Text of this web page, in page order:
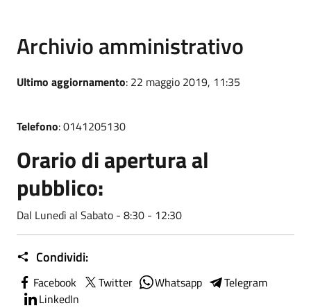
Archivio amministrativo
Ultimo aggiornamento: 22 maggio 2019, 11:35
Telefono: 0141205130
Orario di apertura al
pubblico:
Dal Lunedì al Sabato - 8:30 - 12:30
Condividi:
Facebook Twitter Whatsapp
Telegram
LinkedIn